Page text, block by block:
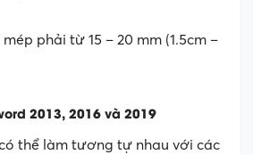
phải từ 15 – 20 mm (1.5cm –
2013, 2016và 2019
thể làm tương tự nhau với các